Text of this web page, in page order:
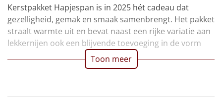
Alle artikelen
Overige
Ideeën
Doe het zelf
Kerstpakket Hapjespan is in 2025 hét cadeau dat
gezelligheid, gemak en smaak samenbrengt. Het pakket
straalt warmte uit en bevat naast een rijke variatie aan
lekkernijen ook een blijvende toevoeging in de vorm
Toon meer